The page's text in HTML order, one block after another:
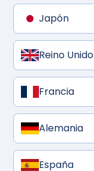
Japón
Reino Unido
Francia
Alemania
España